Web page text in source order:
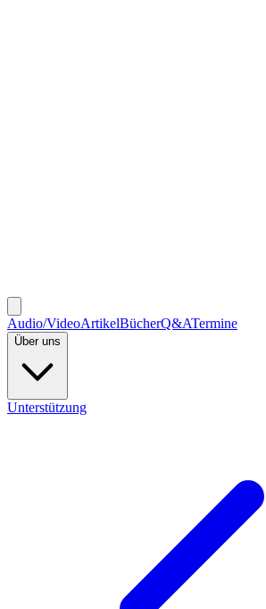
Audio/VideoArtikelBücherQ&ATermine
Über uns
Unterstützung